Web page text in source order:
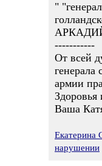
"
-----------
От всей
генерала
армии
Здоровья
Ваша
Екатерина
нарушении